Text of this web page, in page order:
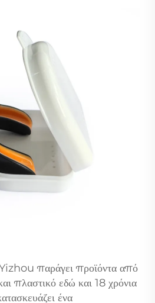
παράγει προϊόντα από
πλαστικό εδώ και 18 χρόνια
ένα